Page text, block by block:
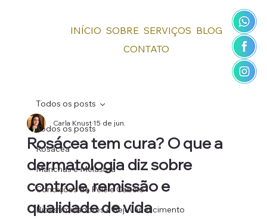
INÍCIO SOBRE SERVIÇOS BLOG
CONTATO
Todos os posts
Rosácea
Manchas e Melasma
Condições de Pele e Cabelo
Bioestimuladores e Rejuvenescimento
Todos os posts
Rosácea tem cura? O que a
dermatologia diz sobre
controle, remissão e
qualidade de vida
Carla Knust15 de jun.